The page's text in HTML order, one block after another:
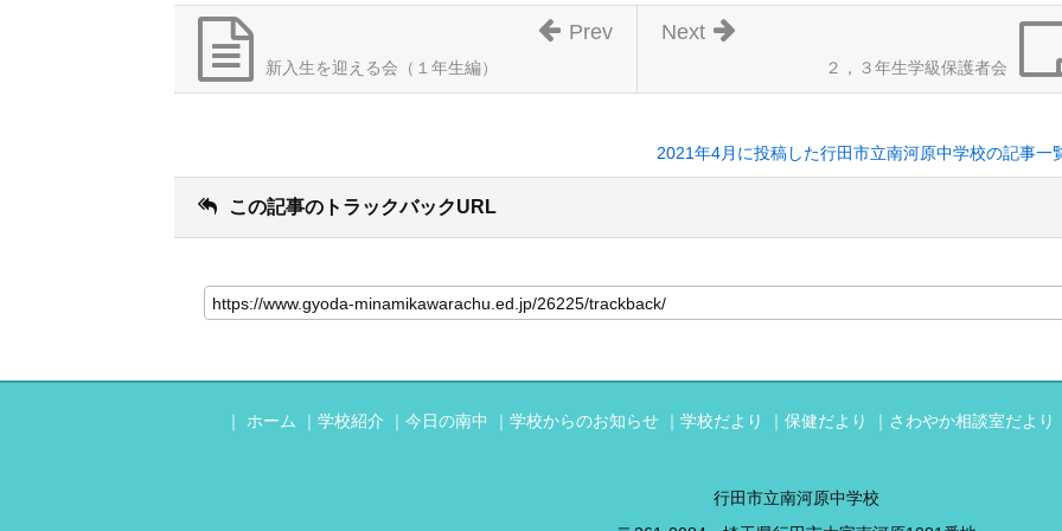
２，３年生学級保護者会
Next
新入生を迎える会（１年生編）
Prev
2021年4月に投稿した行田市立南河原中学校の記事一
この記事のトラックバックURL
ホーム 学校紹介 今日の南中 学校からのお知らせ 学校だより 保健だより さわやか相談室だより
行田市立南河原中学校